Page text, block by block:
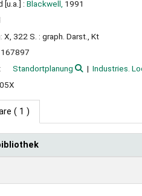
[u.a.] : Blackwell, 1991
X, 322 S. : graph. Darst., Kt
Standortplanung Industries.
( 1 )